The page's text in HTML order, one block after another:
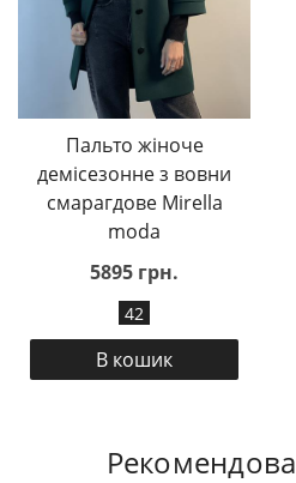
Пальто жіноче
демісезонне з вовни
смарагдове Mirella
moda
5895 грн.
42
В кошик